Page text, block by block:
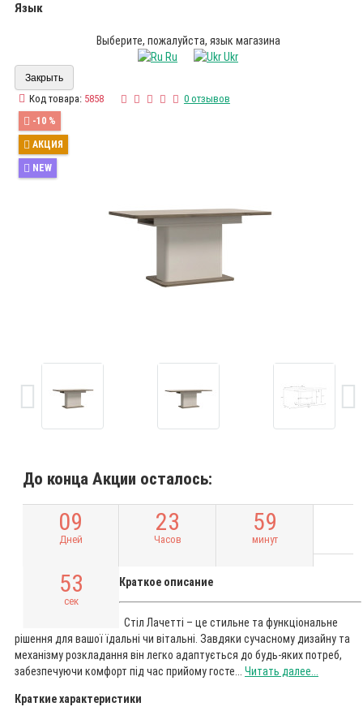
Язык
Выберите, пожалуйста, язык магазина
Ru
Ukr
Закрыть
Код товара: 5858 0 отзывов
-10 %
АКЦИЯ
NEW
До конца Акции осталось:
09
Дней
23
Часов
59
минут
52
сек
Краткое описание
Стіл Лачетті – це стильне та функціональне
рішення для вашої їдальні чи вітальні. Завдяки сучасному дизайну та
механізму розкладання він легко адаптується до будь-яких потреб,
забезпечуючи комфорт під час прийому госте... Читать далее...
Краткие характеристики